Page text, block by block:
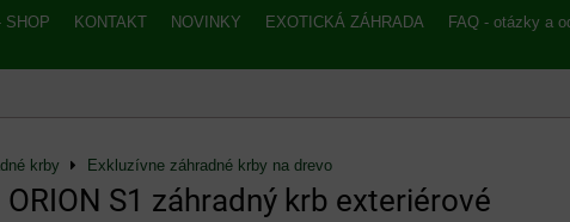
SHOP KONTAKT NOVINKY EXOTICKÁ ZÁHRADA FAQ - otázky a
krby Exkluzívne záhradné krby na drevo
ORION S1 záhradný krb exteriérové